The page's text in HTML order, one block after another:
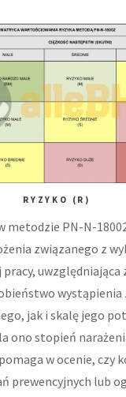
RYZYKO (R)
metodzie PN-N-
związanego z
uwzględniająca
wystąpienia
jak i skalę jego
ono stopień
w ocenie, czy
prewencyjnych lub